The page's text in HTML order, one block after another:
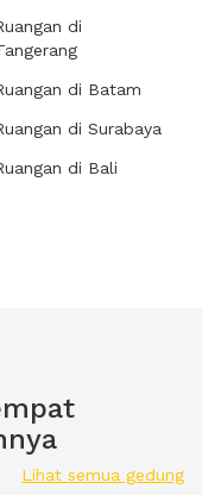
di
di Batam
di Surabaya
di Bali
Lihat semua gedung